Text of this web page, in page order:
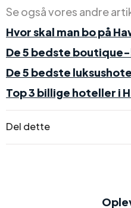
Se også vores andre
Hvor skal man bo på
De 5 bedste
De 5 bedste
Top 3 billige hoteller i
Del dette